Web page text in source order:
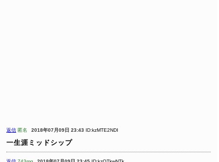
返信 匿名 2018年07月09日 23:43 ID:kzMTE2NDI
一生涯ミッドシップ